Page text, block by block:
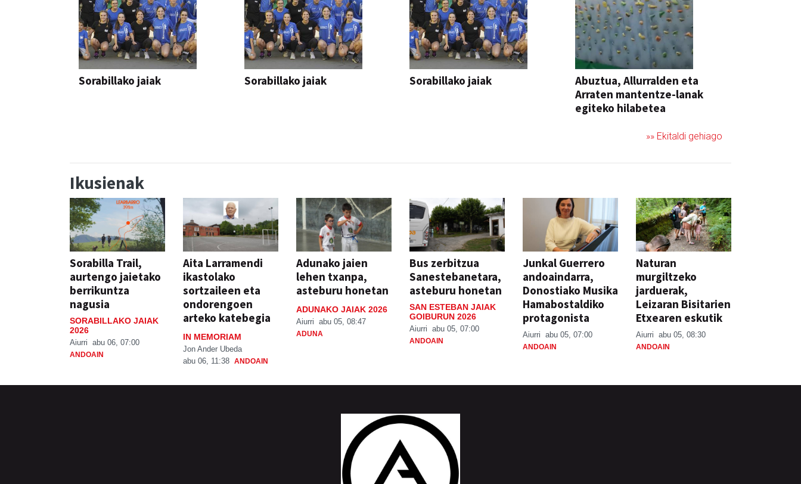
Sorabillako jaiak Sorabillako jaiak Sorabillako jaiak
Abuztua, Allurralden eta
Arraten mantentze-lanak
egiteko hilabetea
»» Ekitaldi gehiago
Ikusienak
Sorabilla Trail,
aurtengo jaietako
berrikuntza
nagusia
SORABILLAKO JAIAK
2026
Aiurri abu 06, 07:00
ANDOAIN
Aita Larramendi
ikastolako
sortzaileen eta
ondorengoen
arteko katebegia
IN MEMORIAM
Jon Ander Ubeda
abu 06, 11:38 ANDOAIN
Adunako jaien
lehen txanpa,
asteburu honetan
ADUNAKO JAIAK 2026
Aiurri abu 05, 08:47
ADUNA
Bus zerbitzua
Sanestebanetara,
asteburu honetan
SAN ESTEBAN JAIAK
GOIBURUN 2026
Aiurri abu 05, 07:00
ANDOAIN
Junkal Guerrero
andoaindarra,
Donostiako Musika
Hamabostaldiko
protagonista
Aiurri abu 05, 07:00
ANDOAIN
Naturan
murgiltzeko
jarduerak,
Leizaran Bisitarien
Etxearen eskutik
Aiurri abu 05, 08:30
ANDOAIN